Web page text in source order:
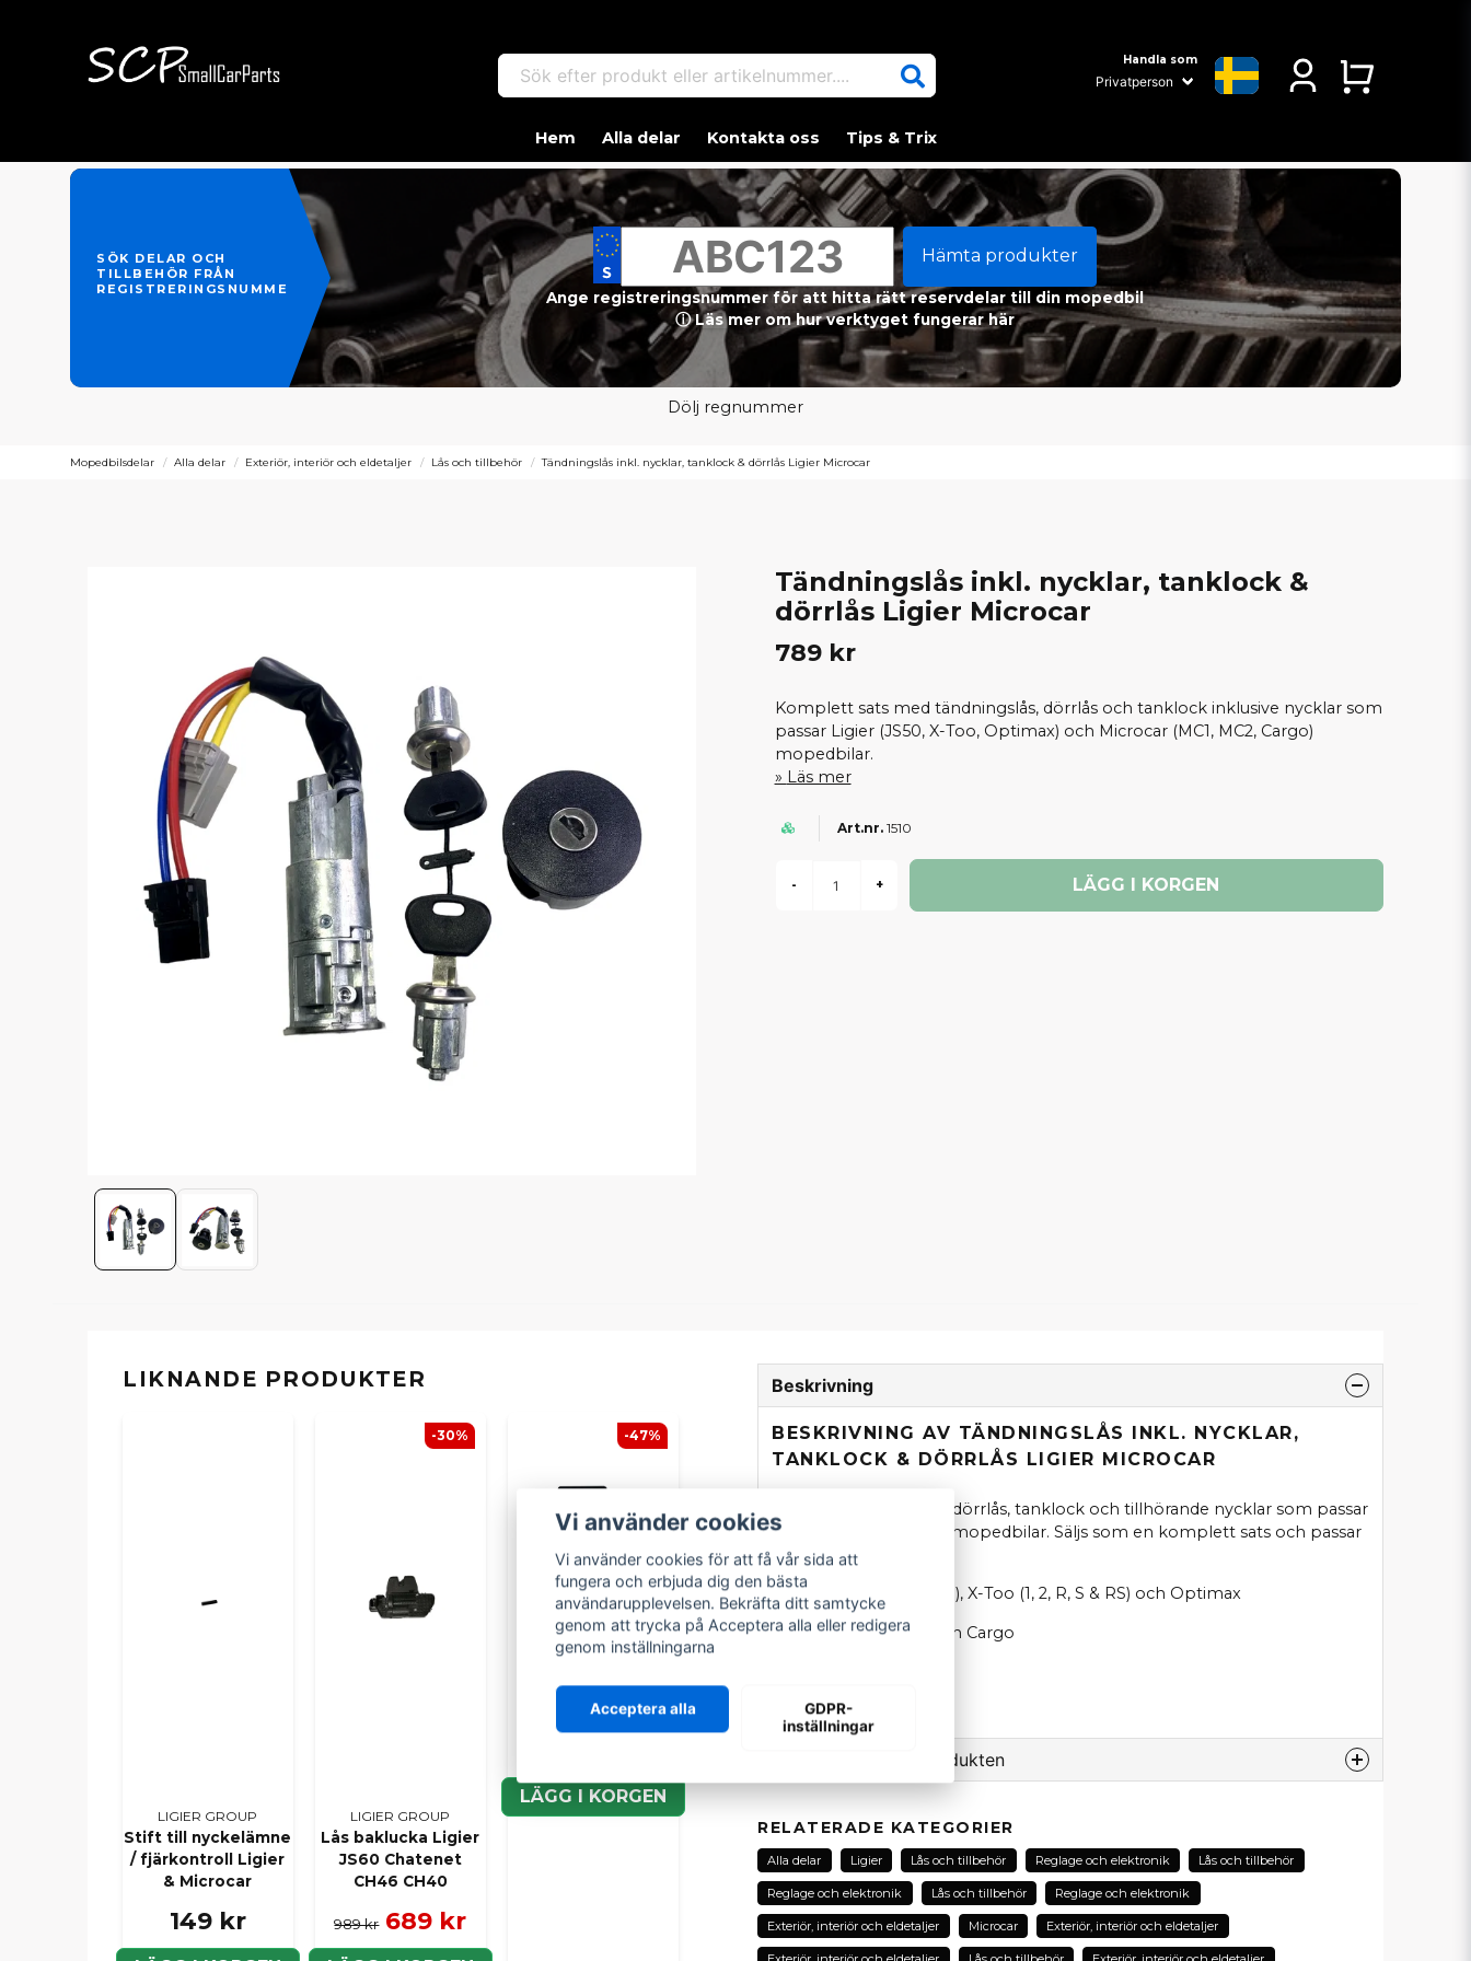
Sök efter produkt eller artikelnummer.... Handla som
Hem Alla delar Kontakta oss Tips & Trix
SÖK DELAR OCH
TILLBEHÖR FRÅN
REGISTRERINGSNUMMER
Hämta produkter
Ange registreringsnummer för att hitta rätt reservdelar till din mopedbil
ⓘ Läs mer om hur verktyget fungerar här
Dölj regnummer
Mopedbilsdelar Alla delar Exteriör, interiör och eldetaljer Lås och tillbehör Tändningslås inkl. nycklar, tanklock & dörrlås Ligier Microcar
Tändningslås inkl. nycklar, tanklock &
dörrlås Ligier Microcar
789 kr
Komplett sats med tändningslås, dörrlås och tanklock inklusive nycklar som
passar Ligier (JS50, X-Too, Optimax) och Microcar (MC1, MC2, Cargo)
mopedbilar.
Läs mer
1510
- + LÄGG I KORGEN
LIKNANDE PRODUKTER
LIGIER GROUP
Stift till nyckelämne
/ fjärkontroll Ligier
& Microcar
149 kr
LIGIER GROUP
Lås baklucka Ligier
JS60 Chatenet
CH46 CH40
989 kr 689 kr
-30%
AIXAM
centrallåsmodul
Aixam 2005-2016
LÄGG I KORGEN
-47%
Beskrivning
BESKRIVNING AV TÄNDNINGSLÅS INKL. NYCKLAR,
TANKLOCK & DÖRRLÅS LIGIER MICROCAR
Tändningslås inklusive dörrlås, tanklock och tillhörande nycklar som passar
till Ligier och Microcar mopedbilar. Säljs som en komplett sats och passar
följande modeller:
Ligier
JS50 & JS50L (V1), X-Too (1, 2, R, S & RS) och Optimax
Microcar MC1, MC2 och Cargo
Originaldel
Ställ en fråga om produkten
Fråga oss om denna produkt...
name
Namn email
E-postadress
RELATERADE KATEGORIER
Alla delar Ligier Lås och tillbehör Reglage och elektronik Lås och tillbehör
Reglage och elektronik Lås och tillbehör Reglage och elektronik
Exteriör, interiör och eldetaljer Microcar Exteriör, interiör och eldetaljer
Vi använder cookies
Vi använder cookies för att få vår sida att
fungera och erbjuda dig den bästa
användarupplevelsen. Bekräfta ditt samtycke
genom att trycka på Acceptera alla eller redigera
genom inställningarna
Acceptera alla
GDPR-
inställningar